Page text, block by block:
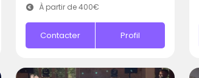
À partir de 400€
Contacter Profil